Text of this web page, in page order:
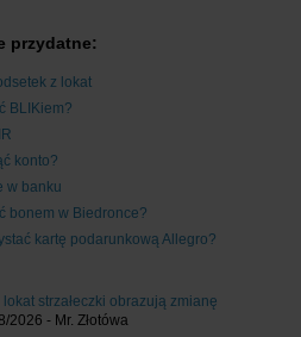
przydatne:
z lokat
BLIKiem?
konto?
w banku
bonem w Biedronce?
kartę podarunkową Allegro?
strzałeczki obrazują zmianę
2026 - Mr. Złotówa